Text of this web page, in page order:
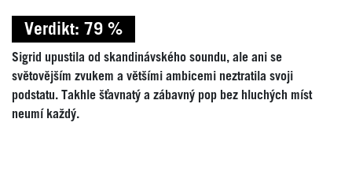
Verdikt: 79 %
Sigrid upustila od skandinávského soundu, ale ani se
světovějším zvukem a většími ambicemi neztratila svoji
podstatu. Takhle šťavnatý a zábavný pop bez hluchých míst
neumí každý.